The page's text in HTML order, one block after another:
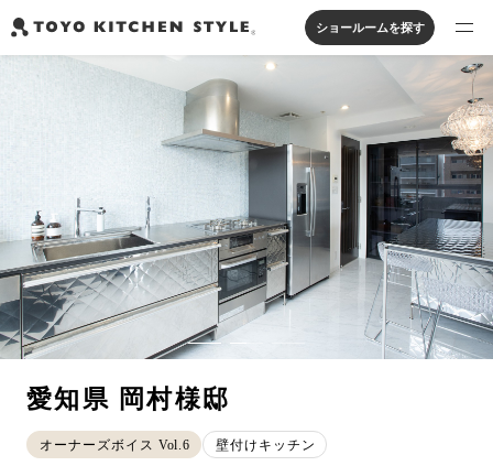
アイランドキッチン
壁付けキッチン 対面キッチン
セパレートキッチン 並列型キッチン
バス・洗面
私たちについて
ジャーナルを読む
オンラインストア
カタログを見る
ショールームを探す
愛知県 岡村様邸
オーナーズボイス Vol.6 壁付けキッチン